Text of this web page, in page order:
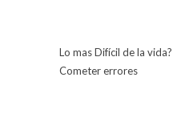
Lo mas Difícil de la vida?
Cometer errores